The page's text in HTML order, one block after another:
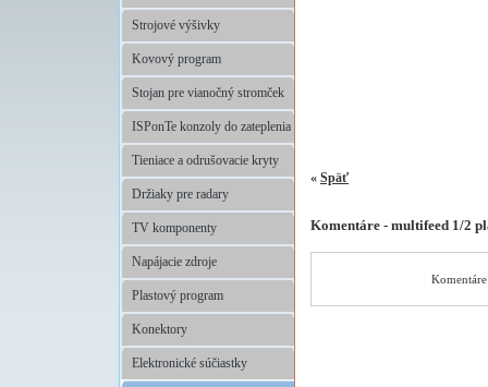
Strojové výšivky
Kovový program
Stojan pre vianočný stromček
ISPonTe konzoly do zateplenia
Tieniace a odrušovacie kryty
Držiaky pre radary
TV komponenty
Napájacie zdroje
Plastový program
Konektory
Elektronické súčiastky
« Späť
Komentáre - multifeed 1/2